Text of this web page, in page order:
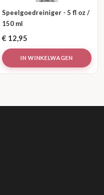
Speelgoedreiniger - 5 fl oz /
150 ml
€ 12,95
IN WINKELWAGEN